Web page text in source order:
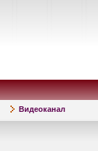
Видеоканал